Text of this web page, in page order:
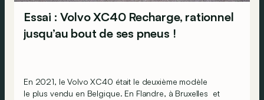
Essai : Volvo XC40 Recharge, rationnel
jusqu’au bout de ses pneus !
En 2021, le Volvo XC40 était le deuxième modèle
le plus vendu en Belgique. En Flandre, à Bruxelles et